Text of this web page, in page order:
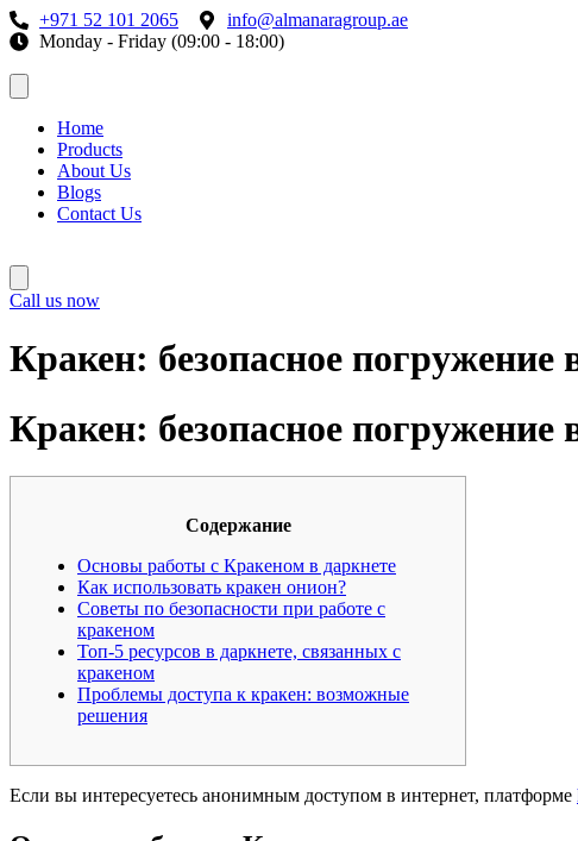
+971 52 101 2065
info@almanaragroup.ae
Monday - Friday (09:00 - 18:00)
Home
Products
About Us
Blogs
Contact Us
Call us now
Кракен: безопасное погружение
Кракен: безопасное погружение
Содержание
Основы работы с Кракеном в даркнете
Как использовать кракен онион?
Советы по безопасности при работе с
кракеном
Топ-5 ресурсов в даркнете, связанных с
кракеном
Проблемы доступа к кракен: возможные
решения
Если вы интересуетесь анонимным доступом в интернет, платформе